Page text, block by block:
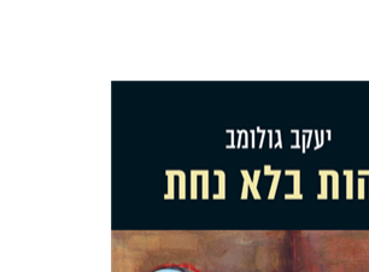
יעקב גולומב